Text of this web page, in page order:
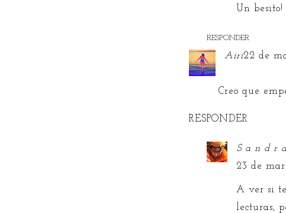
Un besito!
RESPONDER
Airi22 de
Creo que
RESPONDER
S a n d r a
23 de
A ver si
lecturas,